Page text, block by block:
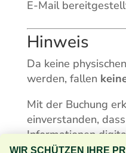
E-Mail
Hinweis
Da keine
werden, fallen
Mit der Buchung
einverstanden,
Informationen
übermittelt werden.